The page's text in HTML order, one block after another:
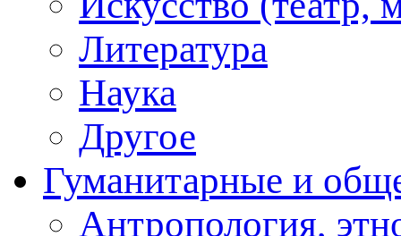
Литература
Наука
Другое
Гуманитарные и
Антропология,